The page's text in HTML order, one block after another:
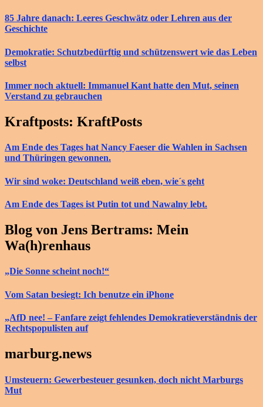
85 Jahre danach: Leeres Geschwätz oder Lehren aus der
Geschichte
Demokratie: Schutzbedürftig und schützenswert wie das Leben
selbst
Immer noch aktuell: Immanuel Kant hatte den Mut, seinen
Verstand zu gebrauchen
Kraftposts: KraftPosts
Am Ende des Tages hat Nancy Faeser die Wahlen in Sachsen
und Thüringen gewonnen.
Wir sind woke: Deutschland weiß eben, wie´s geht
Am Ende des Tages ist Putin tot und Nawalny lebt.
Blog von Jens Bertrams: Mein
Wa(h)renhaus
„Die Sonne scheint noch!“
Vom Satan besiegt: Ich benutze ein iPhone
„AfD nee! – Fanfare zeigt fehlendes Demokratieverständnis der
Rechtspopulisten auf
marburg.news
Umsteuern: Gewerbesteuer gesunken, doch nicht Marburgs
Mut